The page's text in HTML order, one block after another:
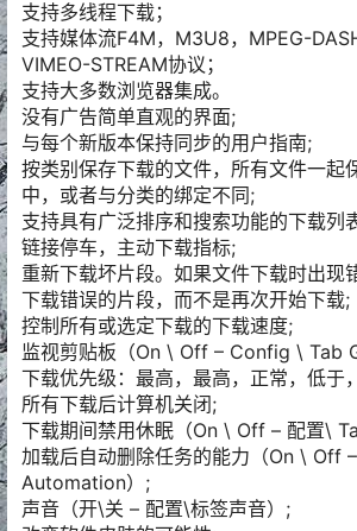
支持多线程下载；
支持媒体流F4M，M3U8，MPEG-
VIMEO-STREAM协议；
支持大多数浏览器集成。
没有广告简单直观的界面;
与每个新版本保持同步的用户指南;
按类别保存下载的文件，所有文件一起
中，或者与分类的绑定不同;
支持具有广泛排序和搜索功能的下载列
链接停车，主动下载指标;
重新下载坏片段。如果文件下载时出现
下载错误的片段，而不是再次开始下载;
控制所有或选定下载的下载速度;
监视剪贴板（On \ Off – Config \ Tab
下载优先级：最高，最高，正常，低于
所有下载后计算机关闭;
下载期间禁用休眠（On \ Off – 配置\
加载后自动删除任务的能力（On \ Off
Automation）;
声音（开\关 – 配置\标签声音）;